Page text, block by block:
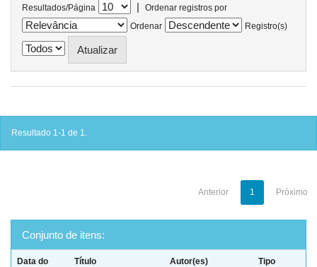
Resultados/Página |
Ordenar registros por
Ordenar
Registro(s)
Resultado 1-1 de 1.
Anterior 1 Próximo
Conjunto de itens:
Data do
Título Autor(es) Tipo